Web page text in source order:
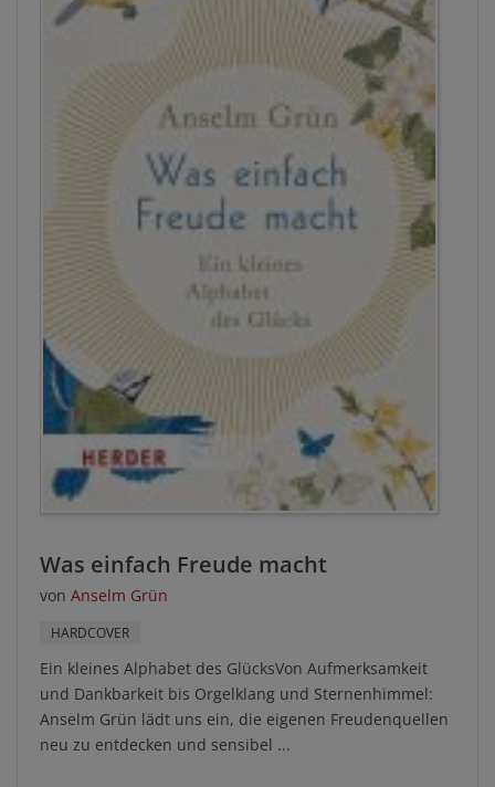
Was einfach Freude macht
von Anselm Grün
HARDCOVER
Ein kleines Alphabet des GlücksVon Aufmerksamkeit
und Dankbarkeit bis Orgelklang und Sternenhimmel:
Anselm Grün lädt uns ein, die eigenen Freudenquellen
neu zu entdecken und sensibel ...